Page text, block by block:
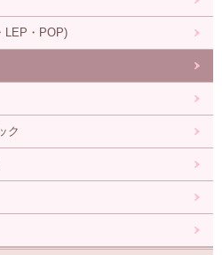
LEP・POP)
ク